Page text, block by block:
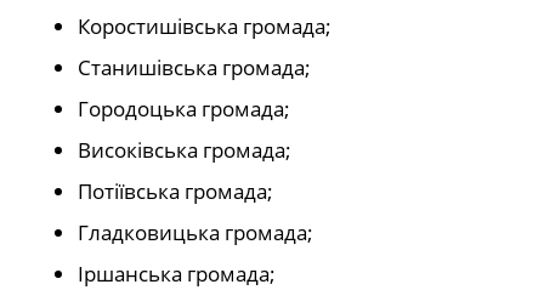
Коростишівська громада;
Станишівська громада;
Городоцька громада;
Високівська громада;
Потіївська громада;
Гладковицька громада;
Іршанська громада;